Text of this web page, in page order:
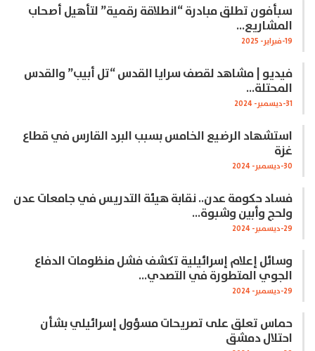
سبأفون تطلق مبادرة “انطلاقة رقمية” لتأهيل أصحاب
المشاريع…
19-فبراير- 2025
فيديو | مشاهد لقصف سرايا القدس “تل أبيب” والقدس
المحتلة…
31-ديسمبر- 2024
استشهاد الرضيع الخامس بسبب البرد القارس في قطاع
غزة
30-ديسمبر- 2024
فساد حكومة عدن.. نقابة هيئة التدريس في جامعات عدن
ولحج وأبين وشبوة…
29-ديسمبر- 2024
وسائل إعلام إسرائيلية تكشف فشل منظومات الدفاع
الجوي المتطورة في التصدي…
29-ديسمبر- 2024
حماس تعلق على تصريحات مسؤول إسرائيلي بشأن
احتلال دمشق